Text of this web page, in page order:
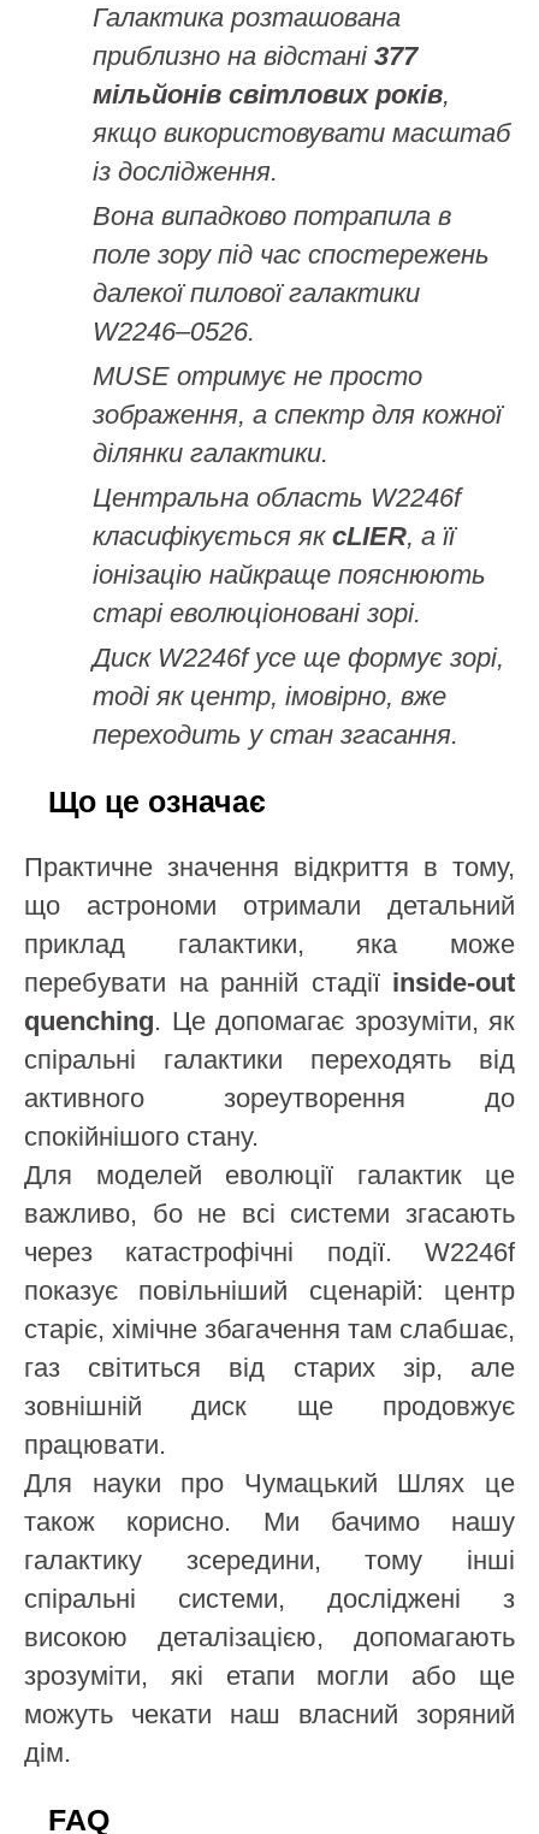
Галактика розташована
приблизно на відстані377
мільйонів світлових років,
якщо використовувати масштаб
із дослідження.
Вона випадково потрапила в
поле зору під час спостережень
далекої пилової галактики
W2246–0526.
MUSE отримує не просто
зображення, а спектр для кожної
ділянки галактики.
Центральна область W2246f
класифікується якcLIER, а її
іонізацію найкраще пояснюють
старі еволюціоновані зорі.
Диск W2246f усе ще формує зорі,
тоді як центр, імовірно, вже
переходить у стан згасання.
Що це означає
Практичне значення відкриття в тому,
що астрономи отримали детальний
приклад галактики, яка може
перебувати на ранній стадії inside-out
quenching. Це допомагає зрозуміти, як
спіральні галактики переходять від
активного зореутворення до
спокійнішого стану.
Для моделей еволюції галактик це
важливо, бо не всі системи згасають
через катастрофічні події. W2246f
показує повільніший сценарій: центр
старіє, хімічне збагачення там слабшає,
газ світиться від старих зір, але
зовнішній диск ще продовжує
працювати.
Для науки про Чумацький Шлях це
також корисно. Ми бачимо нашу
галактику зсередини, тому інші
спіральні системи, досліджені з
високою деталізацією, допомагають
зрозуміти, які етапи могли або ще
можуть чекати наш власний зоряний
дім.
FAQ